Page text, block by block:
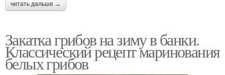
читать дальше →
Закатка грибов на зиму в банки.
Классический рецепт маринования
белых грибов